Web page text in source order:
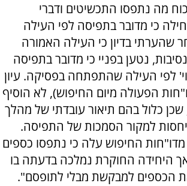
מה נתפסו התכשיטים ודברי
כי מדובר בתפיסה לפי העילה
שהערתי בדיון כי העילה האמורה
נטען בפניי כי מדובר בתפיסה
לפי העילה שהתפתחה בפסיקה. עיון
הפעולה מיום החיפוש), לא הוסיף
שכן כלול בהם תיאור עובדתי של מהלך
למקור הסמכות של התפיסה.
החיפוש עלה כי נתפסו כספים
היחידה החוקרת נמלכה בדעתה בו
הכספים למבקשת מבלי לתופסם".